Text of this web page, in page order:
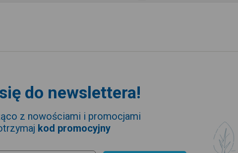
do newslettera!
z nowościami i promocjami
kod promocyjny